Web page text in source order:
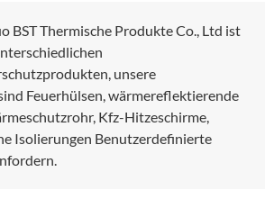
BST Thermische Produkte Co., Ltd ist
unsere
Feuerhülsen, wärmereflektierende
Kfz-Hitzeschirme,
Isolierungen Benutzerdefinierte